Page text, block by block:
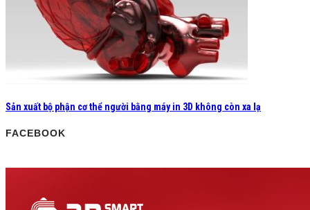
Sản xuất bộ phận cơ thể người bằng máy in 3D không còn xa lạ
FACEBOOK